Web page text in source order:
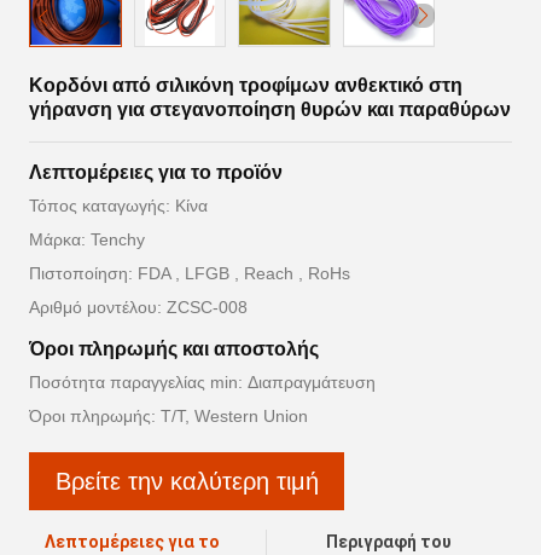
Κορδόνι από σιλικόνη τροφίμων ανθεκτικό στη
γήρανση για στεγανοποίηση θυρών και παραθύρων
Λεπτομέρειες για το προϊόν
Τόπος καταγωγής: Κίνα
Μάρκα: Tenchy
Πιστοποίηση: FDA , LFGB , Reach , RoHs
Αριθμό μοντέλου: ZCSC-008
Όροι πληρωμής και αποστολής
Ποσότητα παραγγελίας min: Διαπραγμάτευση
Όροι πληρωμής: T/T, Western Union
Βρείτε την καλύτερη τιμή
Λεπτομέρειες για το
Περιγραφή του